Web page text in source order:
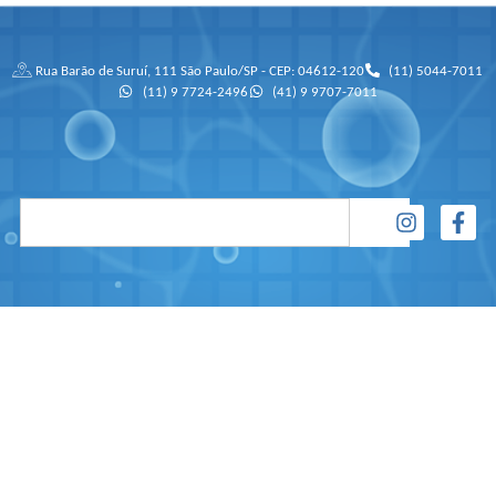
Rua Barão de Suruí, 111 São Paulo/SP - CEP: 04612-120
(11) 5044-7011
(11) 9 7724-2496
(41) 9 9707-7011